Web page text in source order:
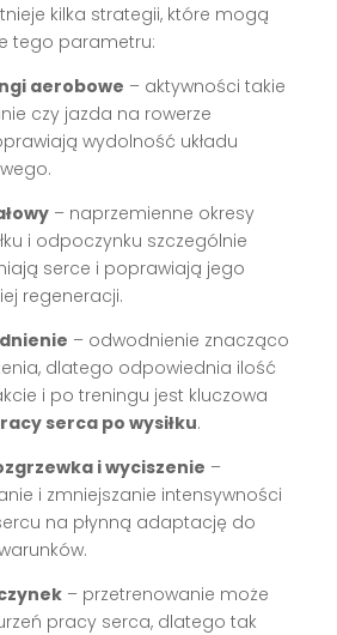
kilka strategii, które mogą
tego parametru:
aerobowe – aktywności takie
czy jazda na rowerze
wydolność układu
– naprzemienne okresy
i odpoczynku szczególnie
serce i poprawiają jego
regeneracji.
– odwodnienie znacząco
dlatego odpowiednia ilość
i po treningu jest kluczowa
serca po wysiłku.
i wyciszenie –
i zmniejszanie intensywności
na płynną adaptację do
– przetrenowanie może
pracy serca, dlatego tak